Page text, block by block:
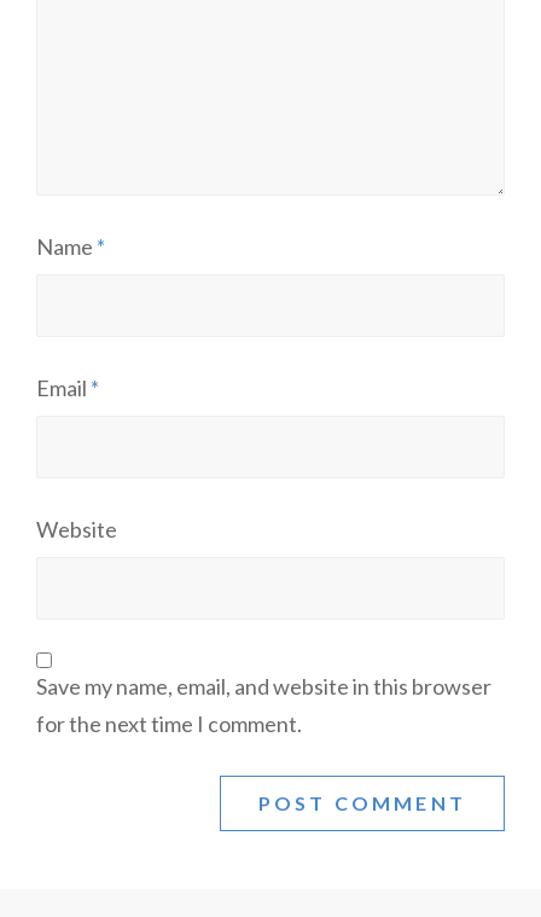
Name *
Email *
Website
Save my name, email, and website in this browser
for the next time I comment.